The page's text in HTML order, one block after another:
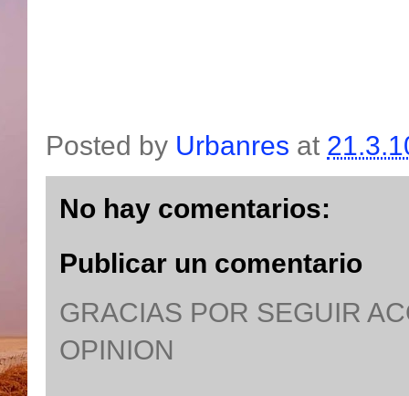
Posted by Urbanres at
No hay comentarios:
Publicar un comentario
GRACIAS POR SEGUIR
OPINION